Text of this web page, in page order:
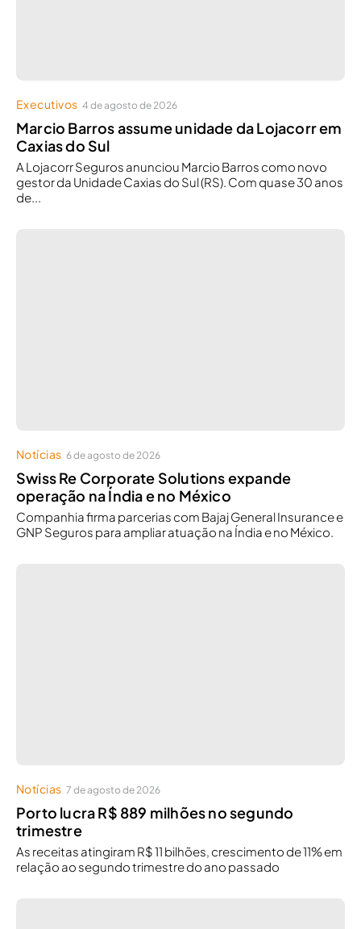
Executivos 4 de agosto de 2026
Marcio Barros assume unidade da Lojacorr em
Caxias do Sul
A Lojacorr Seguros anunciou Marcio Barros como novo
gestor da Unidade Caxias do Sul (RS). Com quase 30 anos
de...
Notícias 6 de agosto de 2026
Swiss Re Corporate Solutions expande
operação na Índia e no México
Companhia firma parcerias com Bajaj General Insurance e
GNP Seguros para ampliar atuação na Índia e no México.
Notícias 7 de agosto de 2026
Porto lucra R$ 889 milhões no segundo
trimestre
As receitas atingiram R$ 11 bilhões, crescimento de 11% em
relação ao segundo trimestre do ano passado